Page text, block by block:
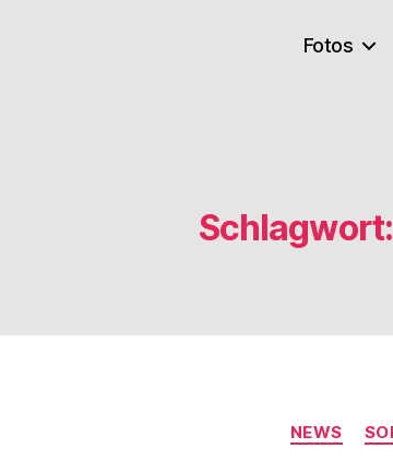
Fotos
Schlagwort:
NEWS